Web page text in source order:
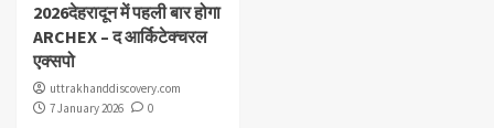
2026देहरादून में पहली बार होगा
ARCHEX – द आर्किटेक्चरल
एक्सपो
uttrakhanddiscovery.com
7 January 2026
0